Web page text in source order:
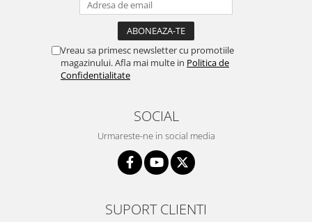
Vreau sa primesc newsletter cu promotiile
magazinului. Afla mai multe in Politica de
Confidentialitate
SOCIAL
Urmareste-ne in social media
SUPORT CLIENTI